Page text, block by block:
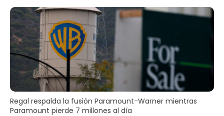
Regal respalda la fusión Paramount-Warner mientras
Paramount pierde 7 millones al día